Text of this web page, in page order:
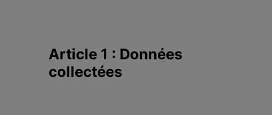
Article 1 : Données
collectées